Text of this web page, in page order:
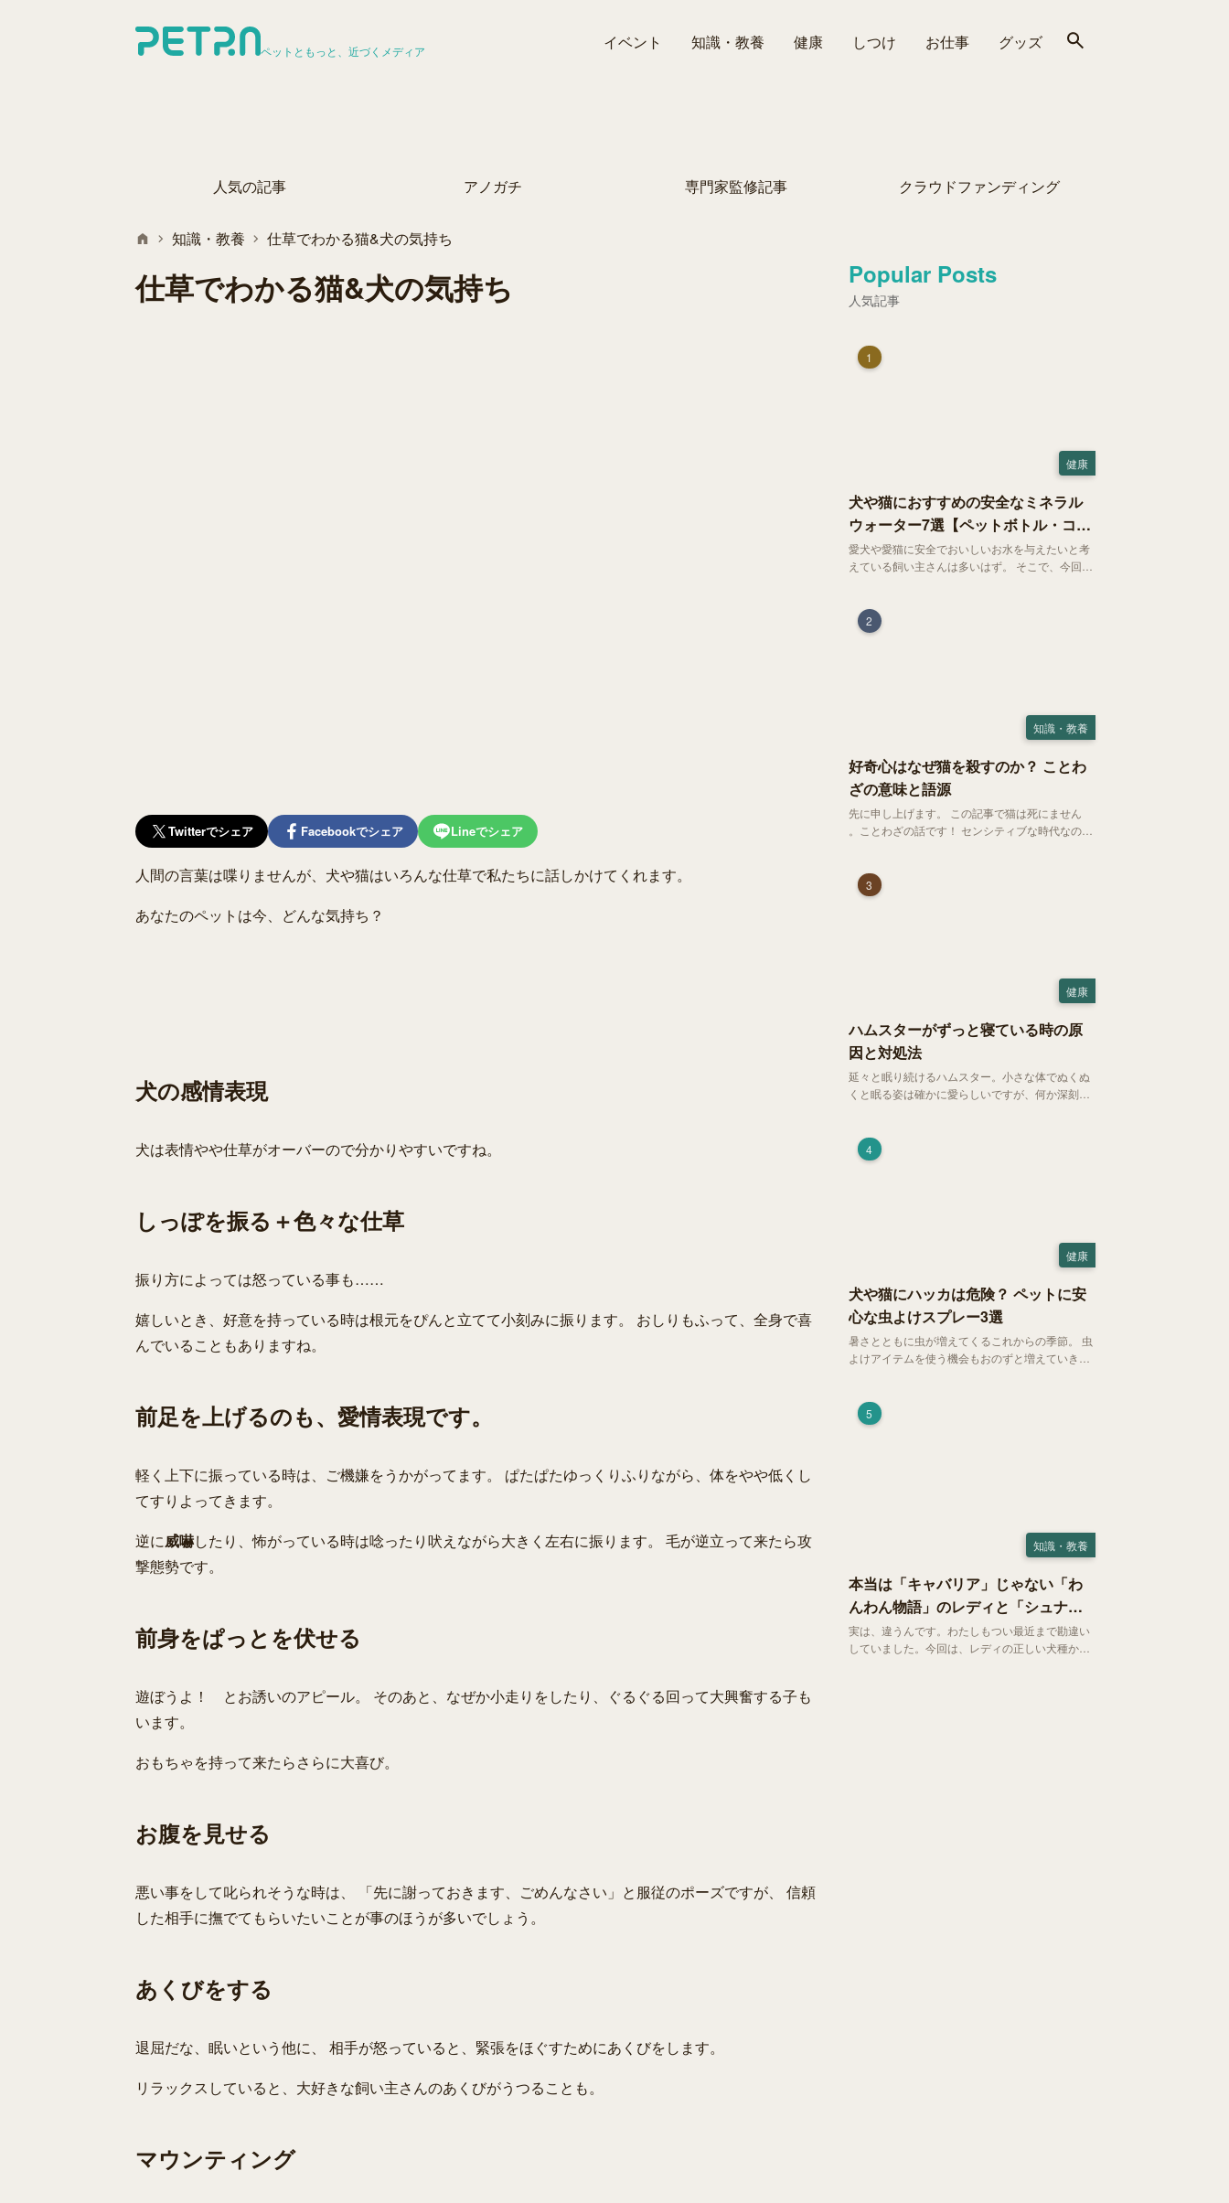
ペットともっと、近づくメディア イベント 知識・教養 健康 しつけ お仕事 グッズ
人気の記事 アノガチ 専門家監修記事 クラウドファンディング
知識・教養 仕草でわかる猫&犬の気持ち
仕草でわかる猫&犬の気持ち
Twitterでシェア Facebookでシェア Lineでシェア
人間の言葉は喋りませんが、犬や猫はいろんな仕草で私たちに話しかけてくれます。
あなたのペットは今、どんな気持ち？
犬の感情表現
犬は表情やや仕草がオーバーので分かりやすいですね。
しっぽを振る＋色々な仕草
振り方によっては怒っている事も……
嬉しいとき、好意を持っている時は根元をぴんと立てて小刻みに振ります。 おしりもふって、全身で喜
んでいることもありますね。
前足を上げるのも、愛情表現です。
軽く上下に振っている時は、ご機嫌をうかがってます。 ぱたぱたゆっくりふりながら、体をやや低くし
てすりよってきます。
逆に威嚇したり、怖がっている時は唸ったり吠えながら大きく左右に振ります。 毛が逆立って来たら攻
撃態勢です。
前身をぱっとを伏せる
遊ぼうよ！ とお誘いのアピール。 そのあと、なぜか小走りをしたり、ぐるぐる回って大興奮する子も
います。
おもちゃを持って来たらさらに大喜び。
お腹を見せる
悪い事をして叱られそうな時は、 「先に謝っておきます、ごめんなさい」と服従のポーズですが、 信頼
した相手に撫でてもらいたいことが事のほうが多いでしょう。
あくびをする
退屈だな、眠いという他に、 相手が怒っていると、緊張をほぐすためにあくびをします。
リラックスしていると、大好きな飼い主さんのあくびがうつることも。
マウンティング
Popular Posts
人気記事
1
健康
犬や猫におすすめの安全なミネラル
ウォーター7選【ペットボトル・コン
ビニ対応】
愛犬や愛猫に安全でおいしいお水を与えたいと考
えている飼い主さんは多いはず。 そこで、今回は
おすすめなものを厳選してご紹介します！
2
知識・教養
好奇心はなぜ猫を殺すのか？ ことわ
ざの意味と語源
先に申し上げます。 この記事で猫は死にません
。ことわざの話です！ センシティブな時代なので
ざを聞いたことはありますか？
3
健康
ハムスターがずっと寝ている時の原
因と対処法
延々と眠り続けるハムスター。小さな体でぬくぬ
くと眠る姿は確かに愛らしいですが、何か深刻な
常範囲やぐったりしている場合の見分け方、安心
できる環境づくり についてご紹介します。
4
健康
犬や猫にハッカは危険？ ペットに安
心な虫よけスプレー3選
暑さとともに虫が増えてくるこれからの季節。 虫
よけアイテムを使う機会もおのずと増えていきま
健康には悪影響 だということはご存知ですか？
5
知識・教養
本当は「キャバリア」じゃない「わ
んわん物語」のレディと「シュナ」
じゃないトランプ
実は、違うんです。わたしもつい最近まで勘違い
していました。今回は、レディの正しい犬種から